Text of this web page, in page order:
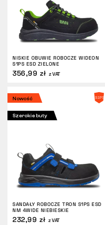
NISKIE OBUWIE ROBOCZE WIDEON
S1PS ESD ZIELONE
356,99 zł z VAT
Nowość
Szerokie buty
SANDAŁY ROBOCZE TRON S1PS ESD
NM 4WIDE NIEBIESKIE
232,99 zł z VAT